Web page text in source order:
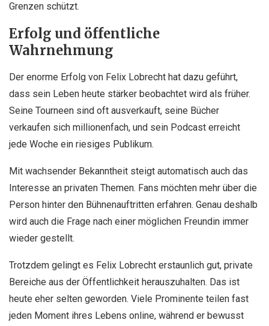
Grenzen schützt.
Erfolg und öffentliche
Wahrnehmung
Der enorme Erfolg von Felix Lobrecht hat dazu geführt,
dass sein Leben heute stärker beobachtet wird als früher.
Seine Tourneen sind oft ausverkauft, seine Bücher
verkaufen sich millionenfach, und sein Podcast erreicht
jede Woche ein riesiges Publikum.
Mit wachsender Bekanntheit steigt automatisch auch das
Interesse an privaten Themen. Fans möchten mehr über die
Person hinter den Bühnenauftritten erfahren. Genau deshalb
wird auch die Frage nach einer möglichen Freundin immer
wieder gestellt.
Trotzdem gelingt es Felix Lobrecht erstaunlich gut, private
Bereiche aus der Öffentlichkeit herauszuhalten. Das ist
heute eher selten geworden. Viele Prominente teilen fast
jeden Moment ihres Lebens online, während er bewusst